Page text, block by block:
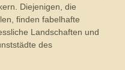
Diejenigen, die
finden fabelhafte
Landschaften und
des